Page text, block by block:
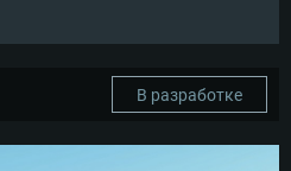
В разработке